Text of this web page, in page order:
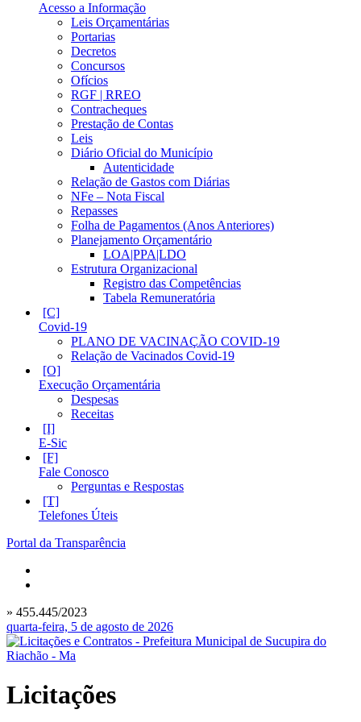
Acesso a Informação
Leis Orçamentárias
Portarias
Decretos
Concursos
Ofícios
RGF | RREO
Contracheques
Prestação de Contas
Leis
Diário Oficial do Município
Autenticidade
Relação de Gastos com Diárias
NFe – Nota Fiscal
Repasses
Folha de Pagamentos (Anos Anteriores)
Planejamento Orçamentário
LOA|PPA|LDO
Estrutura Organizacional
Registro das Competências
Tabela Remuneratória
Covid-19
PLANO DE VACINAÇÃO COVID-19
Relação de Vacinados Covid-19
Execução Orçamentária
Despesas
Receitas
E-Sic
Fale Conosco
Perguntas e Respostas
Telefones Úteis
Portal da Transparência
» 455.445/2023
quarta-feira, 5 de agosto de 2026
Licitações